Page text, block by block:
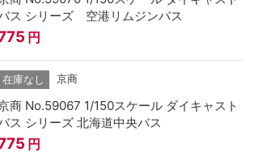
ス シリーズ 空港リムジンバス
円
在庫なし 京商
商 No.59067 1/150スケール ダイキャスト
ス シリーズ 北海道中央バス
円